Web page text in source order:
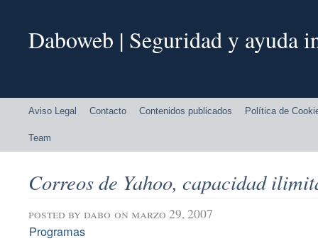
Daboweb | Seguridad y ayuda
Aviso Legal Contacto Contenidos publicados Política de
Team
Correos de Yahoo, capacidad
posted by dabo on marzo 29, 2007
Programas